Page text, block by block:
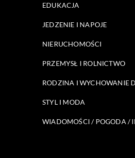
EDUKACJA
JEDZENIE I NAPOJE
NIERUCHOMOŚCI
PRZEMYSŁ I ROLNICTWO
RODZINA I WYCHOWANIE
STYL I MODA
WIADOMOŚCI / POGODA /